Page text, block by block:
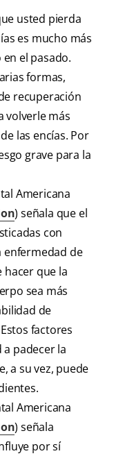
usted pierda
es mucho más
el pasado.
formas,
recuperación
volverle más
las encías. Por
grave para la
Americana
) señala que el
con
enfermedad de
hacer que la
sea más
de
factores
padecer la
a su vez, puede
Americana
) señala
por sí